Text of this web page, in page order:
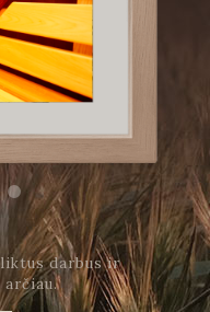
darbus ir
arčiau.